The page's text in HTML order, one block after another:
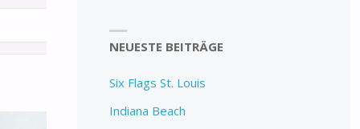
NEUESTE BEITRÄGE
Six Flags St. Louis
Indiana Beach